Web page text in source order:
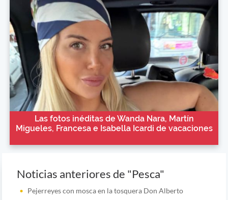
Las fotos inéditas de Wanda Nara, Martín
Migueles, Francesa e Isabella Icardi de vacaciones
Noticias anteriores de "Pesca"
Pejerreyes con mosca en la tosquera Don Alberto